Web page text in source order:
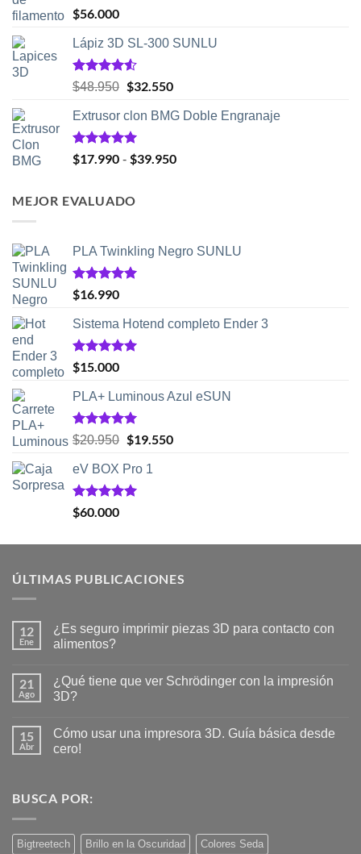
$5.980.
Valorado
con
de 5
$56.000
Lápiz 3D SL-300 SUNLU
Valorado
de 5
$48.950 El
original
era:
$48.950.
$32.550El
actual
$32.550.
Extrusor clon BMG Doble Engranaje
Valorado
con
$17.990 - $39.950Rango
$39.950
MEJOR EVALUADO
PLA Twinkling Negro SUNLU
Valorado
con
de 5
$16.990
Sistema Hotend completo Ender 3
Valorado
con
de 5
$15.000
PLA+ Luminous Azul eSUN
Valorado
de 5
$20.950 El
original
era:
$19.550El
eV BOX Pro 1
Valorado
con
$60.000
ÚLTIMAS PUBLICACIONES
12
Ene
¿Es seguro imprimir piezas 3D para contacto con
alimentos?
comentarios
en
¿Es
piezas
para
21
Ago
¿Qué tiene que ver Schrödinger con la impresión
3D?
comentarios
¿Qué
Schrödinger
3D?
15
Abr
Cómo usar una impresora 3D. Guía básica desde
cero!
en
impresora
3D.
BUSCA POR:
Bigtreetech Brillo en la Oscuridad Colores Seda